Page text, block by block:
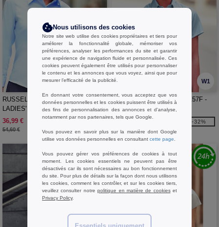
W1
RUSSELL COLLECTION JZ56F -
LADIES' LONG SLEEVE TAILORED
ULTIMATE NON-IRON SHIRT
36,99 €
54,60 €
-32%
W1
RUSSELL COLLECTION JZ57F -
LADIES' SHORT SLEEVE
TAILORED ULTIMATE NON-IRON
33,99 €
50,20 €
-32%
Nous utilisons des cookies
Notre site web utilise des cookies propriétaires et tiers pour
améliorer la fonctionnalité globale, mémoriser vos
préférences, analyser les performances du site et garantir
une expérience de navigation fluide et personnalisée. Ces
cookies peuvent également être utilisés pour personnaliser
le contenu et les annonces que vous voyez, ainsi que pour
mesurer l’efficacité de la publicité.
En donnant votre consentement, vous acceptez que vos
données personnelles et les cookies puissent être utilisés à
des fins de personnalisation des annonces et d'analyse,
notamment par nos partenaires, tels que Google.
Vous pouvez en savoir plus sur la manière dont Google
utilise vos données personnelles en consultant cette page
Vous pouvez gérer vos préférences de cookies à tout
moment. Les cookies essentiels ne peuvent pas être
désactivés car ils sont nécessaires au bon fonctionnement
du site. Pour plus de détails sur la façon dont nous utilisons
les cookies, comment les contrôler, et sur les cookies tiers,
veuillez consulter notrepolitique en matière de cookieset
Privacy Policy.